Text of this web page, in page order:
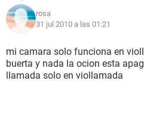
rosa
31 jul 2010 a las 01:21
mi camara solo funciona en
buerta y nada la ocion esta
llamada solo en viollamada